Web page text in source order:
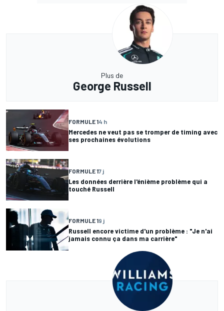
Plus de
George Russell
FORMULE 14 h
Mercedes ne veut pas se tromper de timing avec
ses prochaines évolutions
FORMULE 17 j
Les données derrière l'énième problème qui a
touché Russell
FORMULE 19 j
Russell encore victime d'un problème : "Je n'ai
jamais connu ça dans ma carrière"